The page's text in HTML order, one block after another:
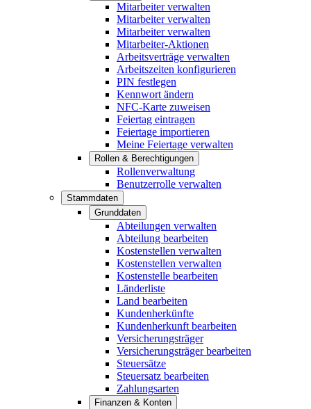
Mitarbeiter verwalten
Mitarbeiter verwalten
Mitarbeiter verwalten
Mitarbeiter-Aktionen
Arbeitsverträge verwalten
Arbeitszeiten konfigurieren
PIN festlegen
Kennwort ändern
NFC-Karte zuweisen
Feiertag eintragen
Feiertage importieren
Meine Feiertage verwalten
Rollen & Berechtigungen
Rollenverwaltung
Benutzerrolle verwalten
Stammdaten
Grunddaten
Abteilungen verwalten
Abteilung bearbeiten
Kostenstellen verwalten
Kostenstellen verwalten
Kostenstelle bearbeiten
Länderliste
Land bearbeiten
Kundenherkünfte
Kundenherkunft bearbeiten
Versicherungsträger
Versicherungsträger bearbeiten
Steuersätze
Steuersatz bearbeiten
Zahlungsarten
Finanzen & Konten